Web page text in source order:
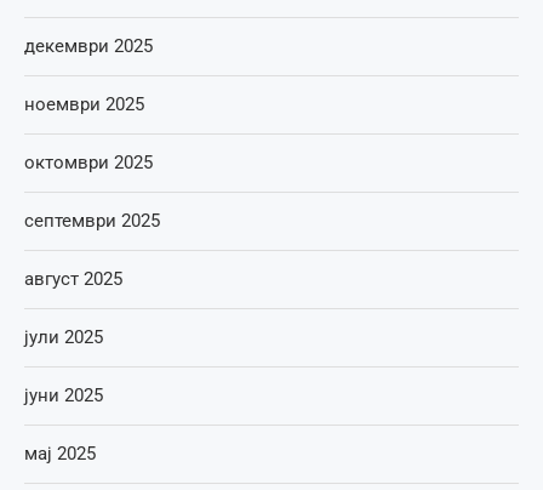
декември 2025
ноември 2025
октомври 2025
септември 2025
август 2025
јули 2025
јуни 2025
мај 2025